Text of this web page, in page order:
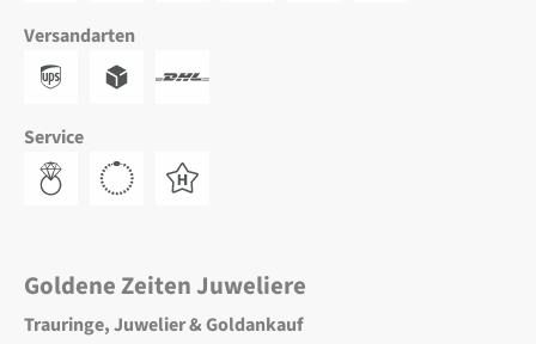
Versandarten
Service
Goldene Zeiten Juweliere
Trauringe, Juwelier & Goldankauf